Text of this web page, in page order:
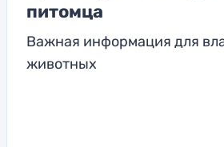
питомца
Важная информация для
животных